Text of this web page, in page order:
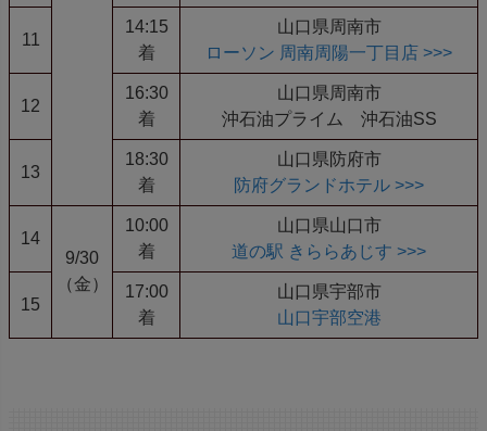
11
14:15
着
山口県周南市
ローソン 周南周陽一丁目店 >>>
12
16:30
着
山口県周南市
沖石油プライム 沖石油SS
13
18:30
着
山口県防府市
防府グランドホテル >>>
14
9/30
（金）
10:00
着
山口県山口市
道の駅 きららあじす >>>
15
17:00
着
山口県宇部市
山口宇部空港